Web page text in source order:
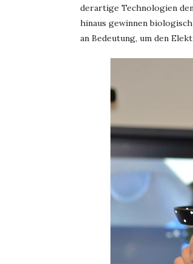
derartige Technologien
hinaus gewinnen
an Bedeutung, um den